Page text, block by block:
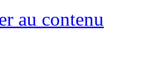
au contenu